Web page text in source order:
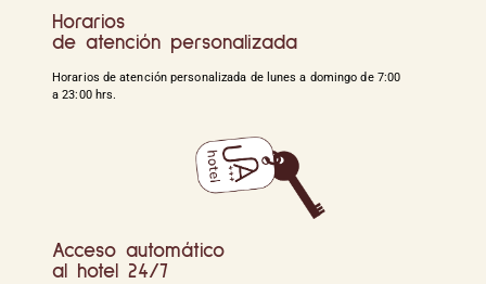
Horarios
de atención personalizada
Horarios de atención personalizada de lunes a domingo de 7:00
a 23:00 hrs.
Acceso automático
al hotel 24/7